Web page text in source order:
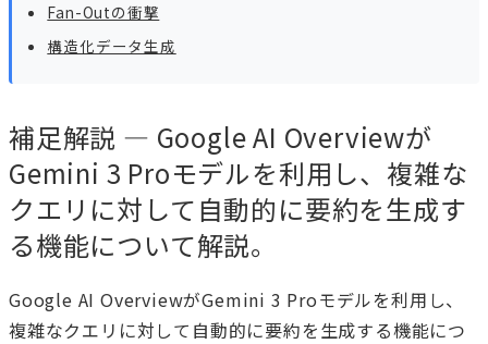
Fan-Outの衝撃
構造化データ生成
補足解説 — Google AI Overviewが
Gemini 3 Proモデルを利用し、複雑な
クエリに対して自動的に要約を生成す
る機能について解説。
Google AI OverviewがGemini 3 Proモデルを利用し、
複雑なクエリに対して自動的に要約を生成する機能につ